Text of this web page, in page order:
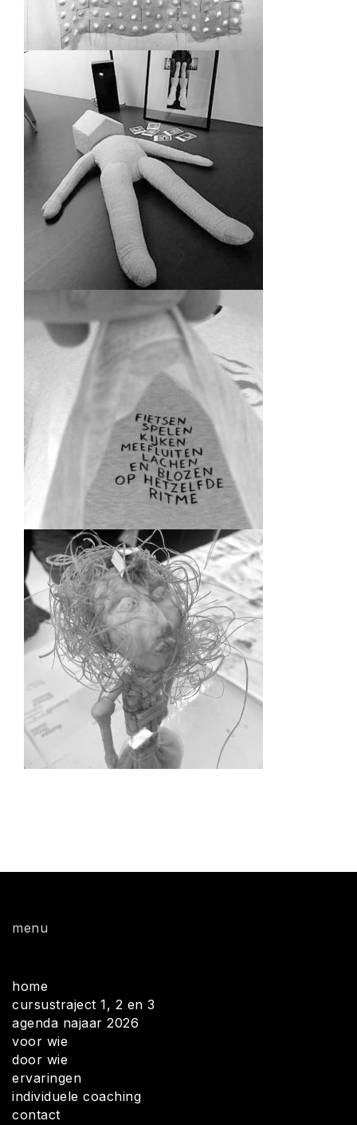
menu
home
cursustraject 1, 2 en 3
agenda najaar 2026
voor wie
door wie
ervaringen
individuele coaching
contact